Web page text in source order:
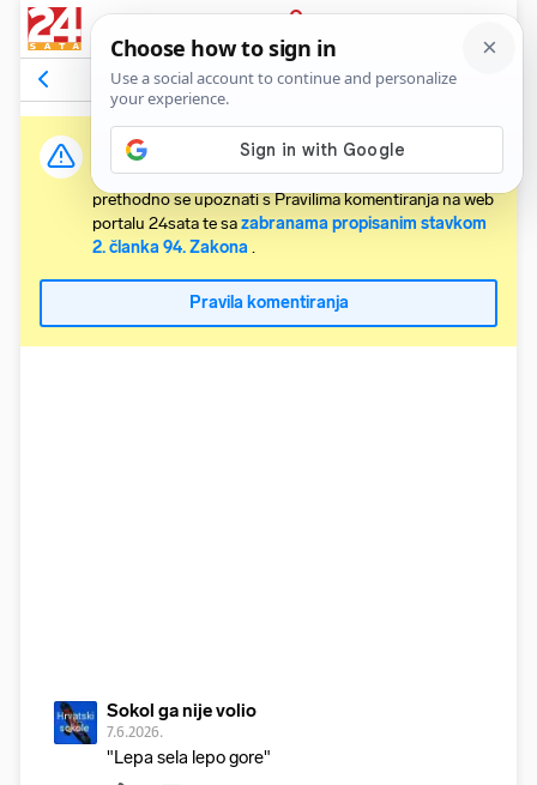
PRIJAVA
Komentari2 Relevantni
Važna obavijest:
Svaki korisnik koji želi komentirati članke obvezan je
prethodno se upoznati s Pravilima komentiranja na web
portalu 24sata te sazabranama propisanim stavkom
2. članka 94. Zakona .
Pravila komentiranja
Sokol ga nije volio
7.6.2026.
"Lepa sela lepo gore"